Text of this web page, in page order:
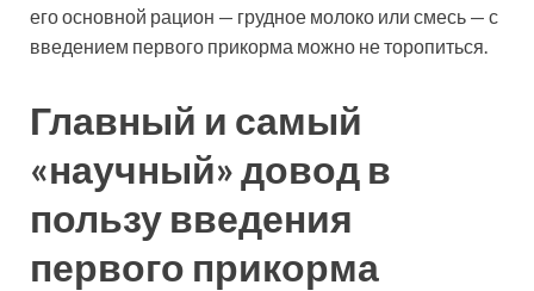
его основной рацион — грудное молоко или смесь — с
введением первого прикорма можно не торопиться.
Главный и самый
«научный» довод в
пользу введения
первого прикорма